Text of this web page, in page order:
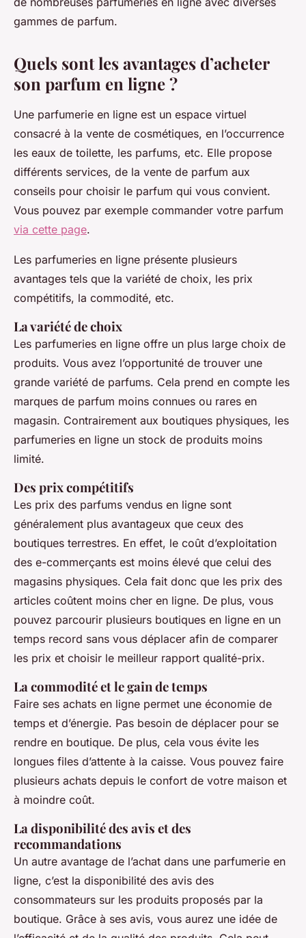
gammes de parfum.
Quels sont les avantages d’acheter
son parfum en ligne ?
Une parfumerie en ligne est un espace virtuel
consacré à la vente de cosmétiques, en l’occurrence
les eaux de toilette, les parfums, etc. Elle propose
différents services, de la vente de parfum aux
conseils pour choisir le parfum qui vous convient.
Vous pouvez par exemple commander votre parfum
via cette page.
Les parfumeries en ligne présente plusieurs
avantages tels que la variété de choix, les prix
compétitifs, la commodité, etc.
La variété de choix
Les parfumeries en ligne offre un plus large choix de
produits. Vous avez l’opportunité de trouver une
grande variété de parfums. Cela prend en compte les
marques de parfum moins connues ou rares en
magasin. Contrairement aux boutiques physiques, les
parfumeries en ligne un stock de produits moins
limité.
Des prix compétitifs
Les prix des parfums vendus en ligne sont
généralement plus avantageux que ceux des
boutiques terrestres. En effet, le coût d’exploitation
des e-commerçants est moins élevé que celui des
magasins physiques. Cela fait donc que les prix des
articles coûtent moins cher en ligne. De plus, vous
pouvez parcourir plusieurs boutiques en ligne en un
temps record sans vous déplacer afin de comparer
les prix et choisir le meilleur rapport qualité-prix.
La commodité et le gain de temps
Faire ses achats en ligne permet une économie de
temps et d’énergie. Pas besoin de déplacer pour se
rendre en boutique. De plus, cela vous évite les
longues files d’attente à la caisse. Vous pouvez faire
plusieurs achats depuis le confort de votre maison et
à moindre coût.
La disponibilité des avis et des
recommandations
Un autre avantage de l’achat dans une parfumerie en
ligne, c’est la disponibilité des avis des
consommateurs sur les produits proposés par la
boutique. Grâce à ses avis, vous aurez une idée de